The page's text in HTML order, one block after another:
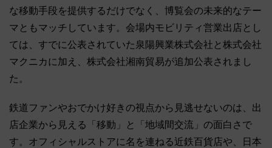
な移動手段を提供するだけでなく、博覧会の未来的なテー
マともマッチしています。会場内モビリティ営業出店とし
ては、すでに公表されていた泉陽興業株式会社と株式会社
マクニカに加え、株式会社湘南貿易が追加公表されまし
た。
鉄道ファンやおでかけ好きの視点から見逃せないのは、出
店企業から見える「移動」と「地域間交流」の面白さで
す。オフィシャルストアに名を連ねる近鉄百貨店や、日本